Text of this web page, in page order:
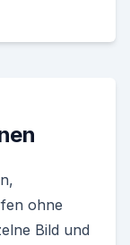
ohne
Bild und